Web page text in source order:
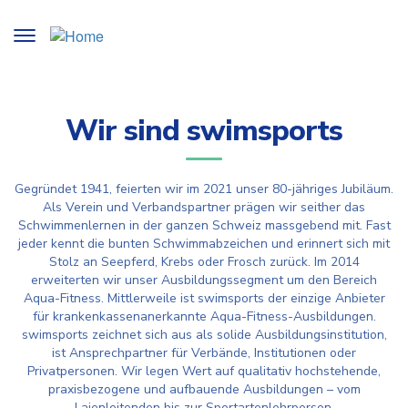
zum
menu
Toggle
Wir sind swimsports
Gegründet 1941, feierten wir im 2021 unser 80-jähriges Jubiläum.
Als Verein und Verbandspartner prägen wir seither das
Schwimmenlernen in der ganzen Schweiz massgebend mit. Fast
jeder kennt die bunten Schwimmabzeichen und erinnert sich mit
Stolz an Seepferd, Krebs oder Frosch zurück. Im 2014
erweiterten wir unser Ausbildungssegment um den Bereich
Aqua-Fitness. Mittlerweile ist swimsports der einzige Anbieter
für krankenkassenanerkannte Aqua-Fitness-Ausbildungen.
swimsports zeichnet sich aus als solide Ausbildungsinstitution,
ist Ansprechpartner für Verbände, Institutionen oder
Privatpersonen. Wir legen Wert auf qualitativ hochstehende,
praxisbezogene und aufbauende Ausbildungen – vom